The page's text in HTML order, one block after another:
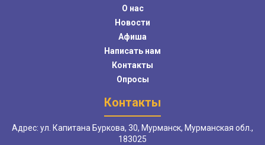
О нас
Новости
Афиша
Написать нам
Контакты
Опросы
Контакты
Адрес: ул. Капитана Буркова, 30, Мурманск, Мурманская обл.,
183025